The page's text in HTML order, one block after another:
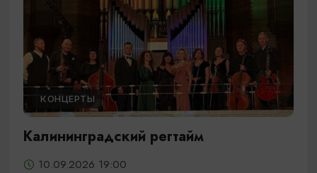
КОНЦЕРТЫ
Калининградский регтайм
10.09.2026 19:00